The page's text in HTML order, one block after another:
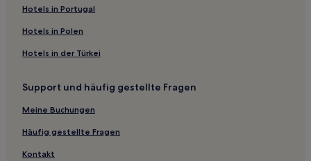
Huntlosen Hotels
Herßum Hotels
Garrel Hotels
Westerscheps Hotels
Hotels nahe Schloßwache
Vechta Hotels
Hotels nahe Bahnhof Huntlosen
Hotels in Portugal
Hotels in Polen
Hotels in der Türkei
Support und häufig gestellte Fragen
Meine Buchungen
Häufig gestellte Fragen
Kontakt